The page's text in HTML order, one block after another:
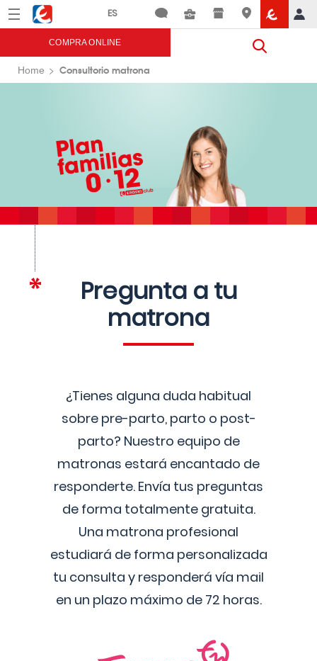
Menú Eroski
COMPRA ONLINE
Home Consultorio matrona
Pregunta a tu
matrona
¿Tienes alguna duda habitual
sobre pre-parto, parto o post-
parto? Nuestro equipo de
matronas estará encantado de
responderte. Envía tus preguntas
de forma totalmente gratuita.
Una matrona profesional
estudiará de forma personalizada
tu consulta y responderá vía mail
en un plazo máximo de 72 horas.